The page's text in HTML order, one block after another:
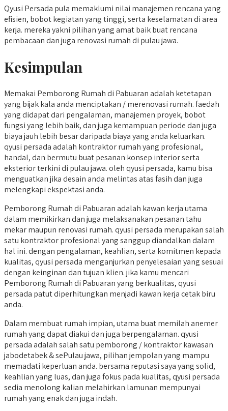
Qyusi Persada pula memaklumi nilai manajemen rencana yang
efisien, bobot kegiatan yang tinggi, serta keselamatan di area
kerja. mereka yakni pilihan yang amat baik buat rencana
pembacaan dan juga renovasi rumah di pulau jawa.
Kesimpulan
Memakai Pemborong Rumah di Pabuaran adalah ketetapan
yang bijak kala anda menciptakan / merenovasi rumah. faedah
yang didapat dari pengalaman, manajemen proyek, bobot
fungsi yang lebih baik, dan juga kemampuan periode dan juga
biaya jauh lebih besar daripada biaya yang anda keluarkan.
qyusi persada adalah kontraktor rumah yang profesional,
handal, dan bermutu buat pesanan konsep interior serta
eksterior terkini di pulau jawa. oleh qyusi persada, kamu bisa
menguatkan jika desain anda melintas atas fasih dan juga
melengkapi ekspektasi anda.
Pemborong Rumah di Pabuaran adalah kawan kerja utama
dalam memikirkan dan juga melaksanakan pesanan tahu
mekar maupun renovasi rumah. qyusi persada merupakan salah
satu kontraktor profesional yang sanggup diandalkan dalam
hal ini. dengan pengalaman, keahlian, serta komitmen kepada
kualitas, qyusi persada menganjurkan penyelesaian yang sesuai
dengan keinginan dan tujuan klien. jika kamu mencari
Pemborong Rumah di Pabuaran yang berkualitas, qyusi
persada patut diperhitungkan menjadi kawan kerja cetak biru
anda.
Dalam membuat rumah impian, utama buat memilah anemer
rumah yang dapat diakui dan juga berpengalaman. qyusi
persada adalah salah satu pemborong / kontraktor kawasan
jabodetabek & sePulau jawa, pilihan jempolan yang mampu
memadati keperluan anda. bersama reputasi saya yang solid,
keahlian yang luas, dan juga fokus pada kualitas, qyusi persada
sedia menolong kalian melahirkan lamunan mempunyai
rumah yang enak dan juga indah.